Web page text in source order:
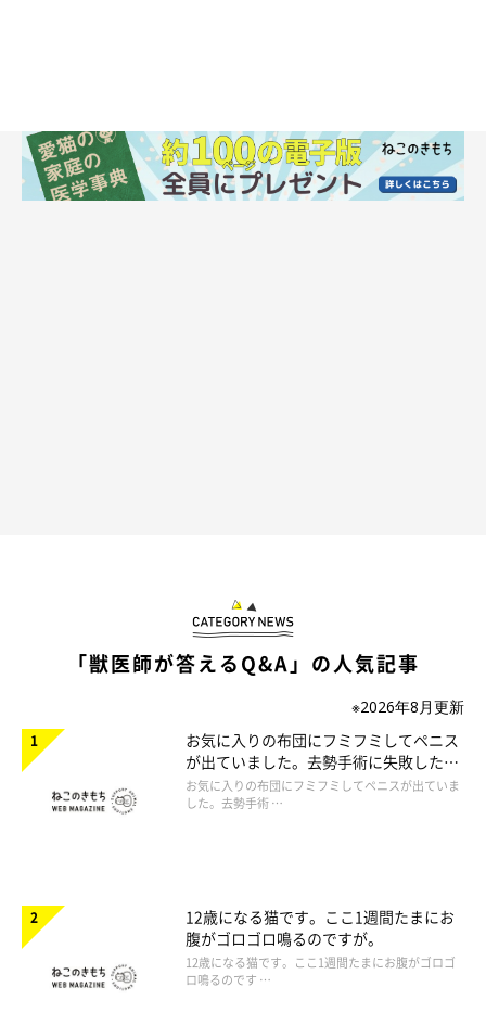
「獣医師が答えるQ&A」の人気記事
※2026年8月更新
お気に入りの布団にフミフミしてペニス
が出ていました。去勢手術に失敗したの
でしょうか。
お気に入りの布団にフミフミしてペニスが出ていま
した。去勢手術 …
12歳になる猫です。ここ1週間たまにお
腹がゴロゴロ鳴るのですが。
12歳になる猫です。ここ1週間たまにお腹がゴロゴ
ロ鳴るのです …